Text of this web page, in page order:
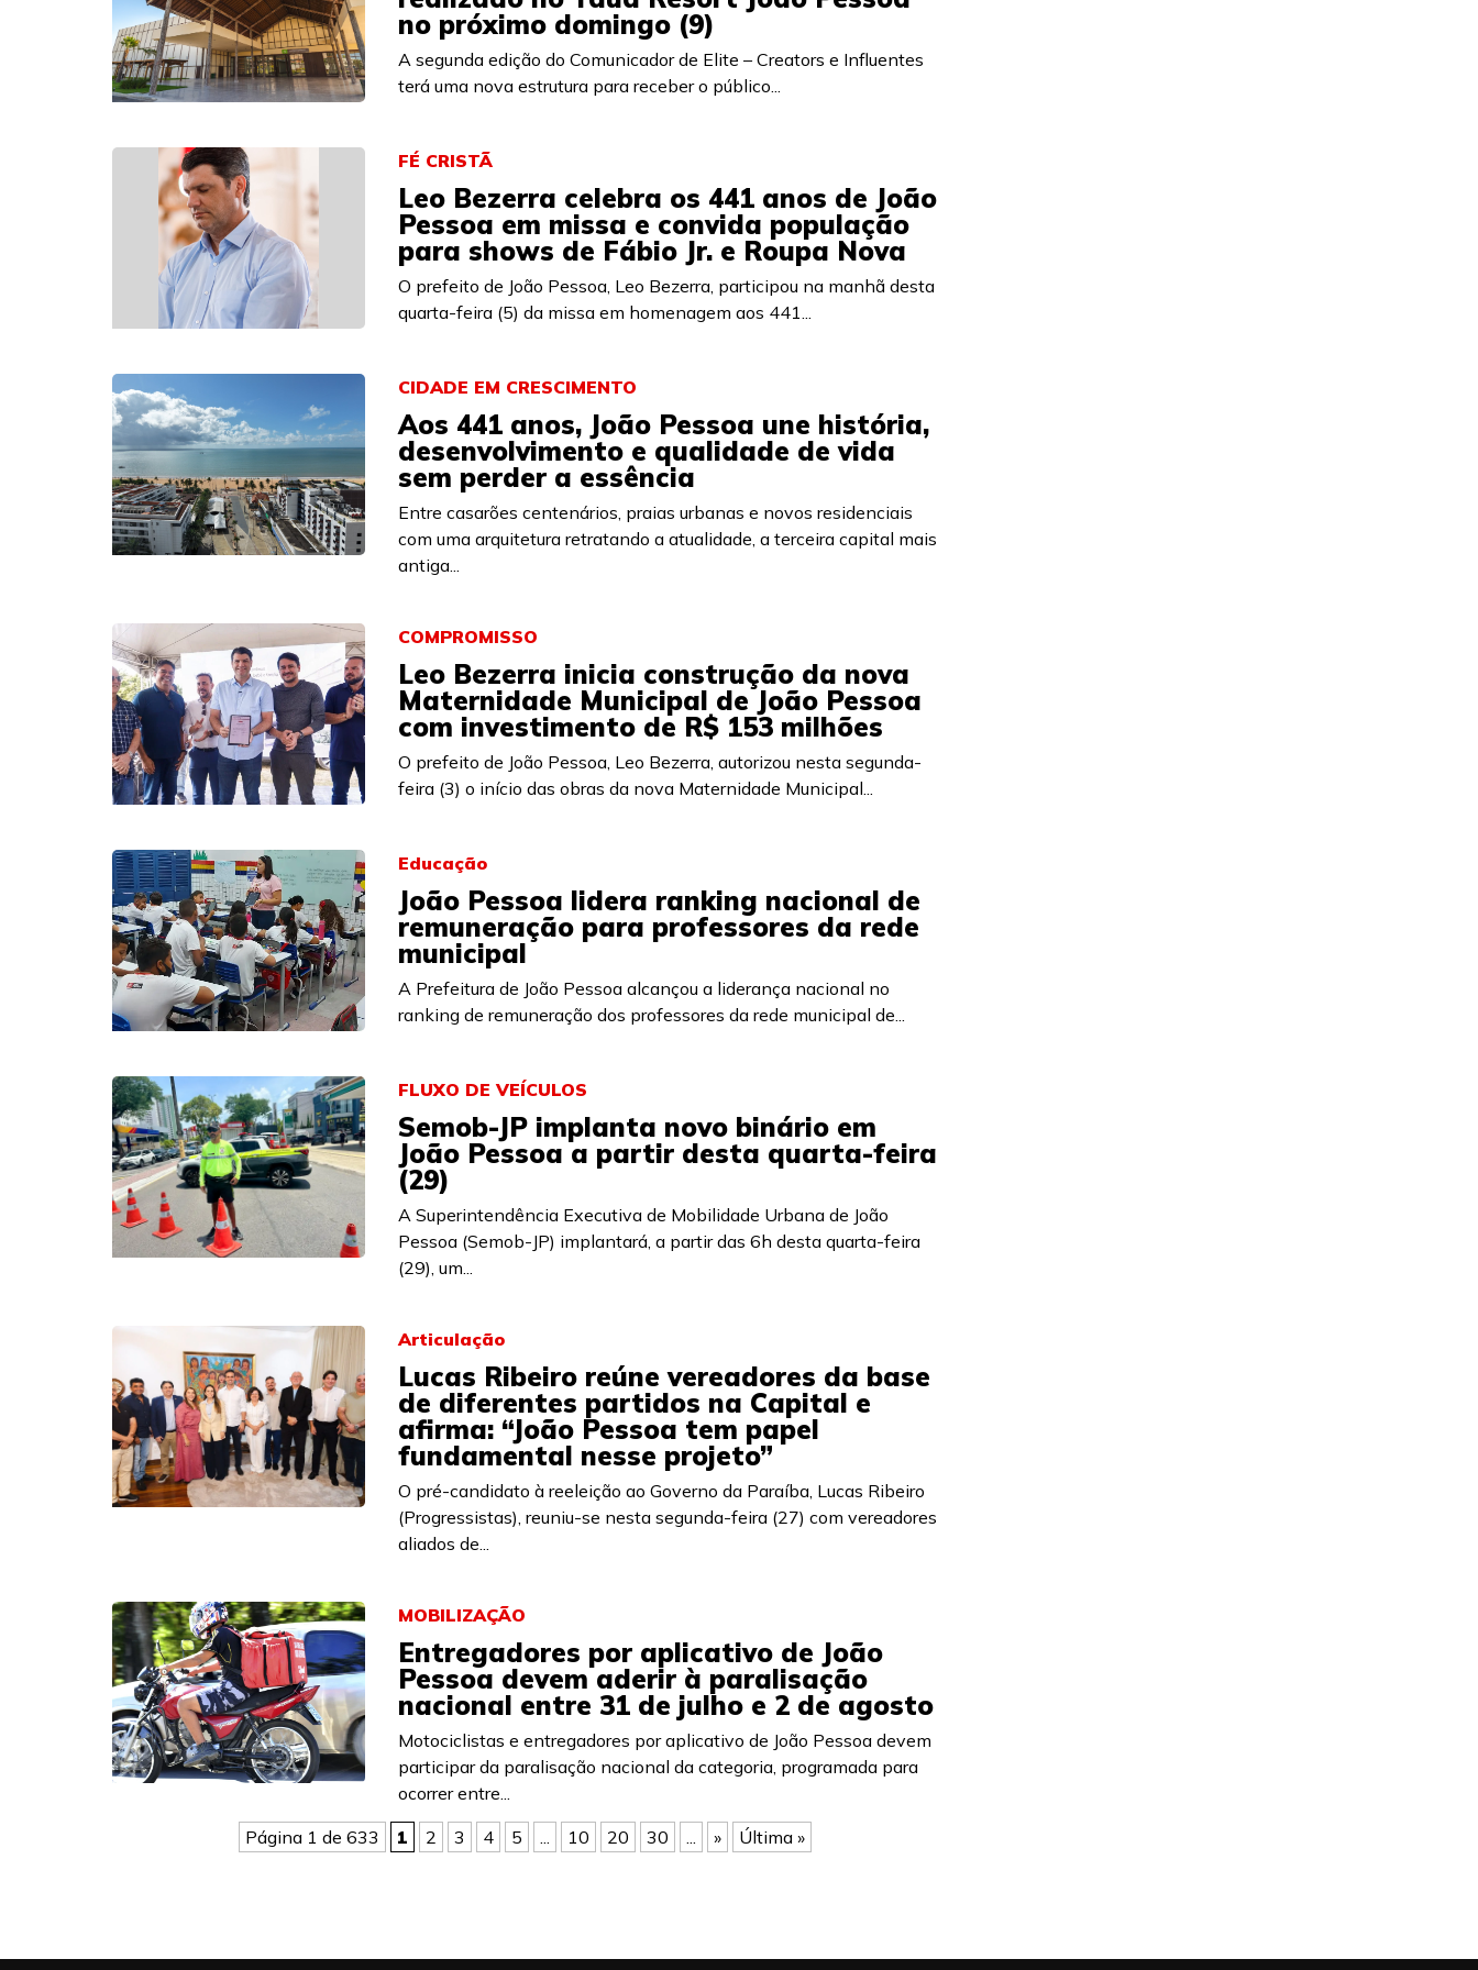
no próximo domingo (9)
A segunda edição do Comunicador de Elite – Creators e Influentes
terá uma nova estrutura para receber o público...
FÉ CRISTÃ
Leo Bezerra celebra os 441 anos de João
Pessoa em missa e convida população
para shows de Fábio Jr. e Roupa Nova
O prefeito de João Pessoa, Leo Bezerra, participou na manhã desta
quarta-feira (5) da missa em homenagem aos 441...
CIDADE EM CRESCIMENTO
Aos 441 anos, João Pessoa une história,
desenvolvimento e qualidade de vida
sem perder a essência
Entre casarões centenários, praias urbanas e novos residenciais
com uma arquitetura retratando a atualidade, a terceira capital mais
antiga...
COMPROMISSO
Leo Bezerra inicia construção da nova
Maternidade Municipal de João Pessoa
com investimento de R$ 153 milhões
O prefeito de João Pessoa, Leo Bezerra, autorizou nesta segunda-
feira (3) o início das obras da nova Maternidade Municipal...
Educação
João Pessoa lidera ranking nacional de
remuneração para professores da rede
municipal
A Prefeitura de João Pessoa alcançou a liderança nacional no
ranking de remuneração dos professores da rede municipal de...
FLUXO DE VEÍCULOS
Semob-JP implanta novo binário em
João Pessoa a partir desta quarta-feira
(29)
A Superintendência Executiva de Mobilidade Urbana de João
Pessoa (Semob-JP) implantará, a partir das 6h desta quarta-feira
(29), um...
Articulação
Lucas Ribeiro reúne vereadores da base
de diferentes partidos na Capital e
afirma: “João Pessoa tem papel
fundamental nesse projeto”
O pré-candidato à reeleição ao Governo da Paraíba, Lucas Ribeiro
(Progressistas), reuniu-se nesta segunda-feira (27) com vereadores
aliados de...
MOBILIZAÇÃO
Entregadores por aplicativo de João
Pessoa devem aderir à paralisação
nacional entre 31 de julho e 2 de agosto
Motociclistas e entregadores por aplicativo de João Pessoa devem
participar da paralisação nacional da categoria, programada para
ocorrer entre...
Página 1 de 633
1 2 3 4 5 ... 10 20 30 ... » Última »